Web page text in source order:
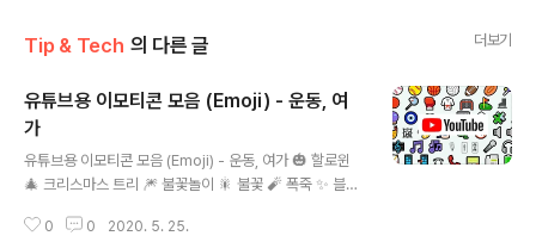
Tip & Tech 의 다른 글 더보기
유튜브용 이모티콘 모음 (Emoji) - 운동, 여
가
유튜브용 이모티콘 모음 (Emoji) - 운동, 여가 🎃 할로윈
🎄 크리스마스 트리 🎆 불꽃놀이 🎇 불꽃 🧨 폭죽 ✨ 블링
🎍 일본 장식 🎎 일본 인형 🎏 물고기 깃발 🎐 풍경 🎑 달
0 0 2020. 5. 25.